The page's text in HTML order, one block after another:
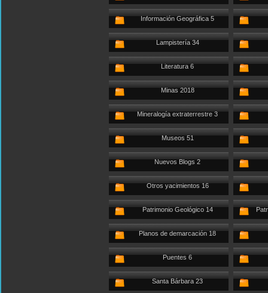
Información Geográfica 5
Lampistería 34
Literatura 6
Minas 2018
Mineralogía extraterrestre 3
Museos 51
Nuevos Blogs 2
Otros yacimientos 16
Patrimonio Geológico 14
Planos de demarcación 18
Puentes 6
Santa Bárbara 23